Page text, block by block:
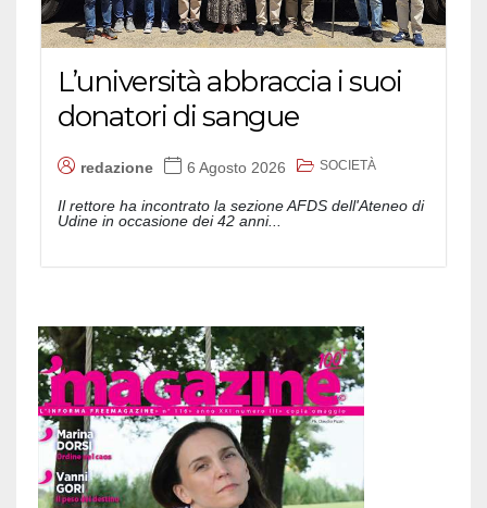
L’università abbraccia i suoi
donatori di sangue
redazione 6 Agosto 2026 SOCIETÀ
Il rettore ha incontrato la sezione AFDS dell'Ateneo di
Udine in occasione dei 42 anni...